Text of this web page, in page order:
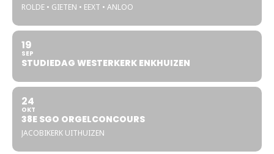
ROLDE • GIETEN • EEXT • ANLOO
19
SEP
STUDIEDAG WESTERKERK ENKHUIZEN
24
OKT
38E SGO ORGELCONCOURS
JACOBIKERK UITHUIZEN